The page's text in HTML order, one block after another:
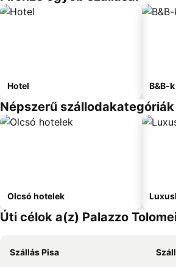
Hotel B&B-k
Népszerű szállodakategóriák
Olcsó hotelek
Úti célok a(z) Palazzo
Szállás Pisa